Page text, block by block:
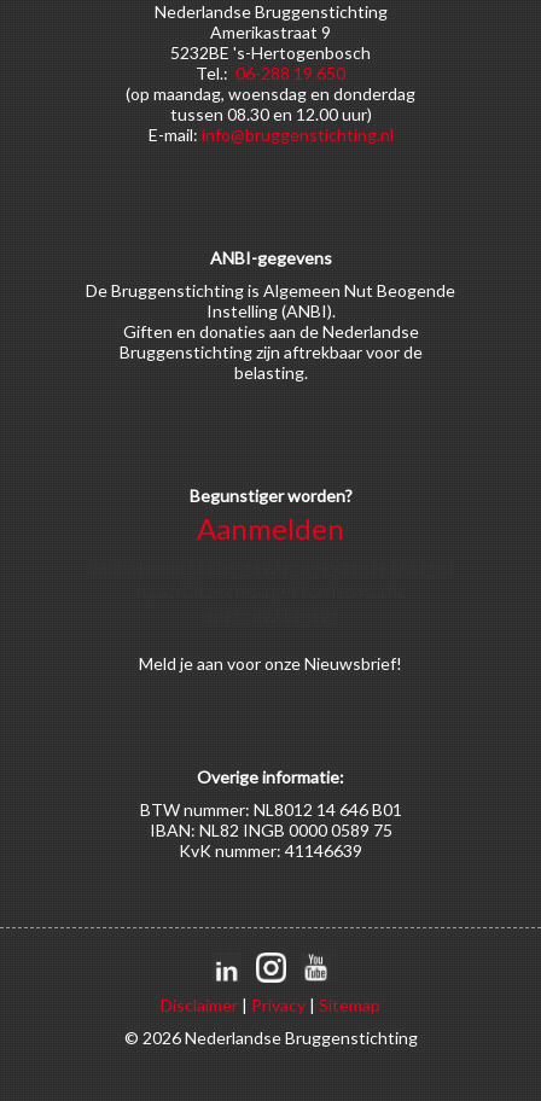
Nederlandse Bruggenstichting
Amerikastraat 9
5232BE 's-Hertogenbosch
Tel.: 06-288 19 650
(op maandag, woensdag en donderdag
tussen 08.30 en 12.00 uur)
E-mail: info@bruggenstichting.nl
ANBI-gegevens
De Bruggenstichting is Algemeen Nut Beogende
Instelling (ANBI).
Giften en donaties aan de Nederlandse
Bruggenstichting zijn aftrekbaar voor de
belasting.
Begunstiger worden?
Aanmelden
Meld je aan voor onze Nieuwsbrief!
Overige informatie:
BTW nummer: NL8012 14 646 B01
IBAN: NL82 INGB 0000 0589 75
KvK nummer: 41146639
Disclaimer | Privacy | Sitemap
© 2026 Nederlandse Bruggenstichting